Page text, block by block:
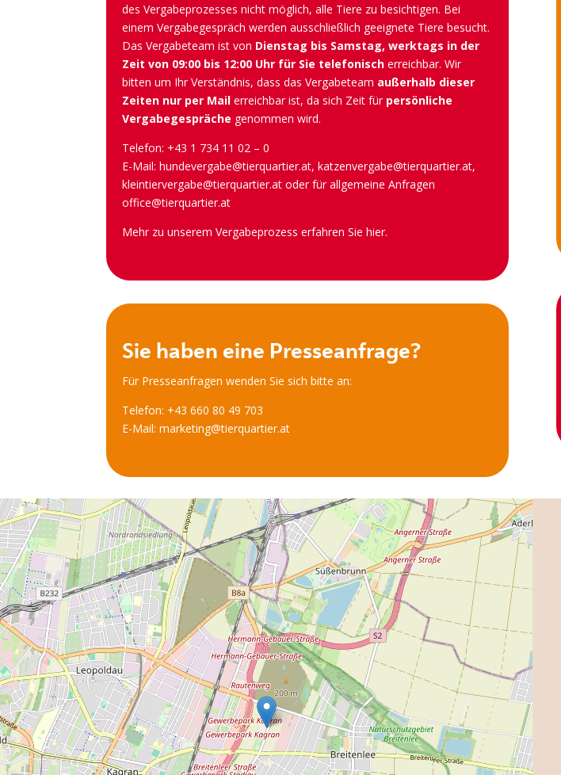
des Vergabeprozesses nicht möglich, alle Tiere zu besichtigen. Bei
einem Vergabegespräch werden ausschließlich geeignete Tiere besucht.
Das Vergabeteam ist von Dienstag bis Samstag, werktags in der
Zeit von 09:00 bis 12:00 Uhr für Sie telefonisch erreichbar. Wir
bitten um Ihr Verständnis, dass das Vergabeteam außerhalb dieser
Zeiten nur per Mail erreichbar ist, da sich Zeit für persönliche
Vergabegespräche genommen wird.
Telefon: +43 1 734 11 02 – 0
E-Mail: hundevergabe@tierquartier.at,katzenvergabe@tierquartier.at,
kleintiervergabe@tierquartier.at oder für allgemeine Anfragen
office@tierquartier.at
Mehr zu unserem Vergabeprozess erfahren Sie hier.
Sie haben eine Presseanfrage?
Für Presseanfragen wenden Sie sich bitte an:
Telefon: +43 660 80 49 703
E-Mail:marketing@tierquartier.at